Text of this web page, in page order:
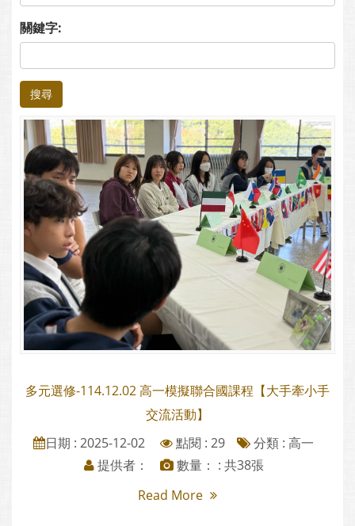
關鍵字:
搜尋
多元選修-114.12.02 高一模擬聯合國課程【大手牽小手
交流活動】
日期 : 2025-12-02
點閱 : 29 分類 : 高一
提供者：
數量： : 共38張
Read More